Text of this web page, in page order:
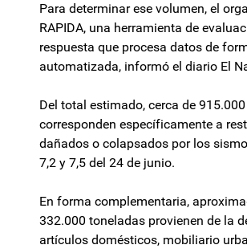
Para determinar ese volumen, el
RAPIDA, una herramienta de
respuesta que procesa datos de
automatizada, informó el diario El
Del total estimado, cerca de
corresponden específicamente a
dañados o colapsados por los
7,2 y 7,5 del 24 de junio.
En forma complementaria,
332.000 toneladas provienen de la
artículos domésticos, mobiliario